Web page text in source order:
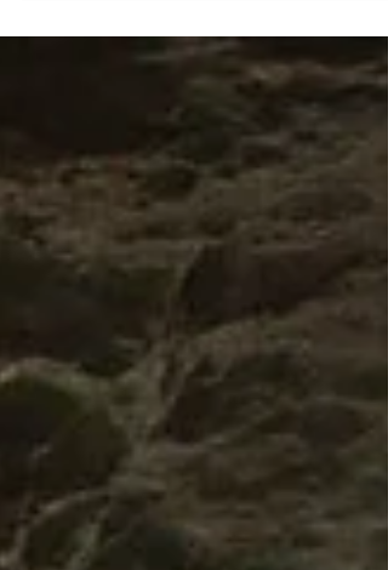
Ende. Um 11 Uhr kam der Abschied von Justin und
Jacob, die uns seit Caye Caulker...